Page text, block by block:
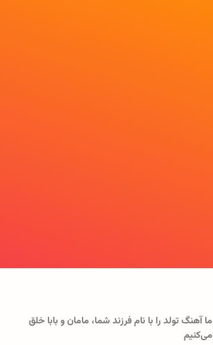
ما آهنگ تولد را با نام فرزند شما، مامان و بابا خلق
می‌کنیم